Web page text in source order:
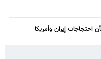
إيران وأمريكا